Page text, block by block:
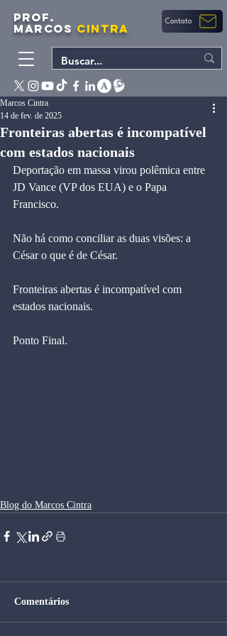
PROF.
MARCOS CINTRA Contato
Fronteiras abertas é incompatível
com estados nacionais
Marcos Cintra
14 de fev. de 2025
Deportação em massa virou polêmica entre
JD Vance (VP dos EUA) e o Papa
Francisco.
Não há como conciliar as duas visões: a
César o que é de César.
Fronteiras abertas é incompatível com
estados nacionais.
Ponto Final.
Blog do Marcos Cintra
Comentários